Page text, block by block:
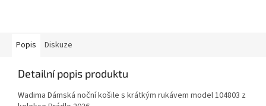
Popis Diskuze
Detailní popis produktu
Wadima Dámská noční košile s krátkým rukávem model 104803 z